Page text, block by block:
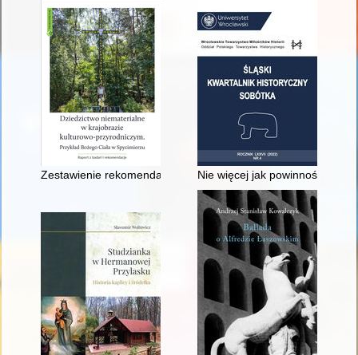
Zestawienie rekomendacji działań służących ochronie
Nie więcej jak powinność